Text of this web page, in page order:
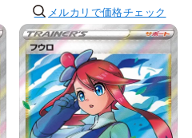
メルカリで価格チェック